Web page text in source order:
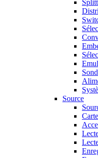
Source